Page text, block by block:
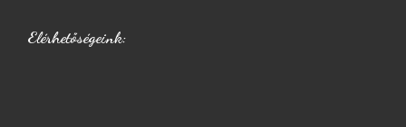
Elérhetőségeink: